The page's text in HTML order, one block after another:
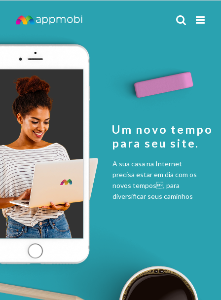
para
o
conteúdo
Um novo tempo
para seu site.
A sua casa na Internet
precisa estar em dia com os
novos tempos, para
diversificar seus caminhos